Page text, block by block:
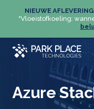
NIEUWE
"Vloeistofkoeling:
Azure